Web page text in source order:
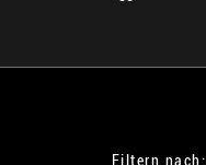
Filtern nach: